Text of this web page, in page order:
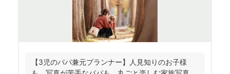
【3児のパパ兼元プランナー】人見知りのお子様